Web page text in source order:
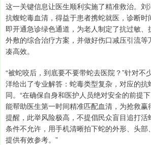
这一关键信息让医生顺利实施了精准救治。刘
抗蝮蛇毒血清，得益于患者携蛇就医，诊断时
即开通急诊绿色通道，为老人制定了抗过敏
外敷的综合治疗方案，并做好伤口减压引流等
凑高效。
“被蛇咬后，到底要不要带蛇去医院？”针对不
洋给出了专业解答：蛇毒类型复杂，对应的抗
同。“在确保自身和医护人员绝对安全的前提
能帮助医生第一时间精准匹配血清，为抢救赢
提醒，此举风险极高，不提倡民众盲目追打活
条件不允许，用手机清晰拍下蛇的外形、头
提供有效参考。”